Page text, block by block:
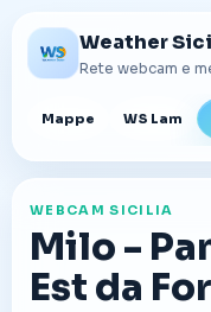
Weather
Rete webcam e
Mappe WS Lam
WEBCAM SICILIA
Milo -
Est da